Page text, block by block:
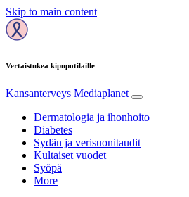
Skip to main content
Vertaistukea kipupotilaille
Kansanterveys Mediaplanet
Dermatologia ja ihonhoito
Diabetes
Sydän ja verisuonitaudit
Kultaiset vuodet
Syöpä
More